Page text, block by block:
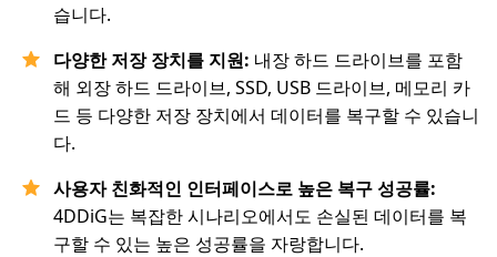
습니다.
다양한 저장 장치를 지원: 내장 하드 드라이브를 포함
해 외장 하드 드라이브, SSD, USB 드라이브, 메모리 카
드 등 다양한 저장 장치에서 데이터를 복구할 수 있습니
다.
사용자 친화적인 인터페이스로 높은 복구 성공률:
4DDiG는 복잡한 시나리오에서도 손실된 데이터를 복
구할 수 있는 높은 성공률을 자랑합니다.